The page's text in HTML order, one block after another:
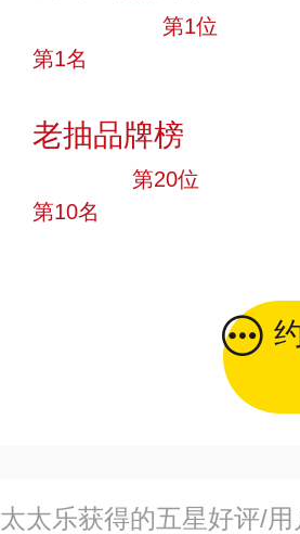
第1位
第1名
老抽品牌榜
第20位
第10名
太太乐获得的五星好评/用